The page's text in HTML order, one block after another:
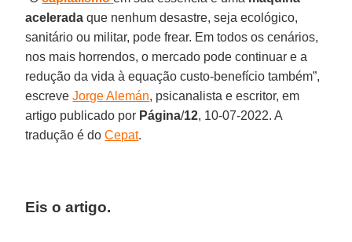
acelerada que nenhum desastre, seja ecológico,
sanitário ou militar, pode frear. Em todos os cenários,
nos mais horrendos, o mercado pode continuar e a
redução da vida à equação custo-benefício também”,
escreveJorge Alemán, psicanalista e escritor, em
artigo publicado por Página/12, 10-07-2022. A
tradução é doCepat.
Eis o artigo.